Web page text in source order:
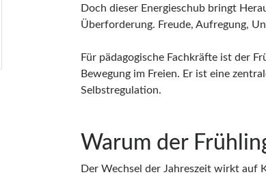
Doch dieser Energieschub bringt
Überforderung. Freude, Aufregung,
Für pädagogische Fachkräfte ist der
Bewegung im Freien. Er ist eine
Selbstregulation.
Warum der
Der Wechsel der Jahreszeit wirkt auf